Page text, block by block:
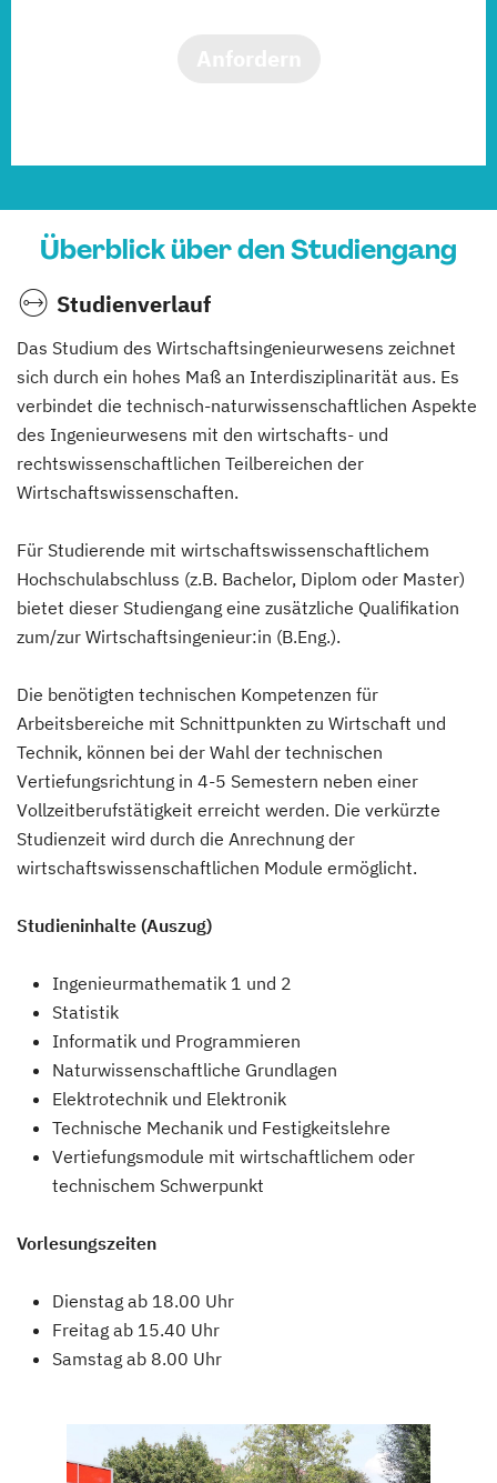
Überblick über den Studiengang
Studienverlauf
Das Studium des Wirtschaftsingenieurwesens zeichnet
sich durch ein hohes Maß an Interdisziplinarität aus. Es
verbindet die technisch-naturwissenschaftlichen Aspekte
des Ingenieurwesens mit den wirtschafts- und
rechtswissenschaftlichen Teilbereichen der
Wirtschaftswissenschaften.
Für Studierende mit wirtschaftswissenschaftlichem
Hochschulabschluss (z.B. Bachelor, Diplom oder Master)
bietet dieser Studiengang eine zusätzliche Qualifikation
zum/zur Wirtschaftsingenieur:in (B.Eng.).
Die benötigten technischen Kompetenzen für
Arbeitsbereiche mit Schnittpunkten zu Wirtschaft und
Technik, können bei der Wahl der technischen
Vertiefungsrichtung in 4-5 Semestern neben einer
Vollzeitberufstätigkeit erreicht werden. Die verkürzte
Studienzeit wird durch die Anrechnung der
wirtschaftswissenschaftlichen Module ermöglicht.
Studieninhalte (Auszug)
Ingenieurmathematik 1 und 2
Statistik
Informatik und Programmieren
Naturwissenschaftliche Grundlagen
Elektrotechnik und Elektronik
Technische Mechanik und Festigkeitslehre
Vertiefungsmodule mit wirtschaftlichem oder
technischem Schwerpunkt
Vorlesungszeiten
Dienstag ab 18.00 Uhr
Freitag ab 15.40 Uhr
Samstag ab 8.00 Uhr